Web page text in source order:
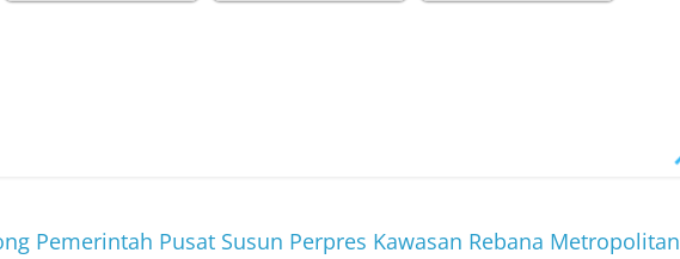
Pemerintah Pusat Susun Perpres Kawasan Rebana Metropolitan